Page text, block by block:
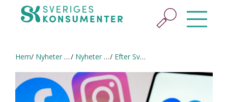
Hem Nyheter & press Nyheter och pressmeddelanden Efter Sveriges Konsumenters anmälan – nu ställs krav på Meta